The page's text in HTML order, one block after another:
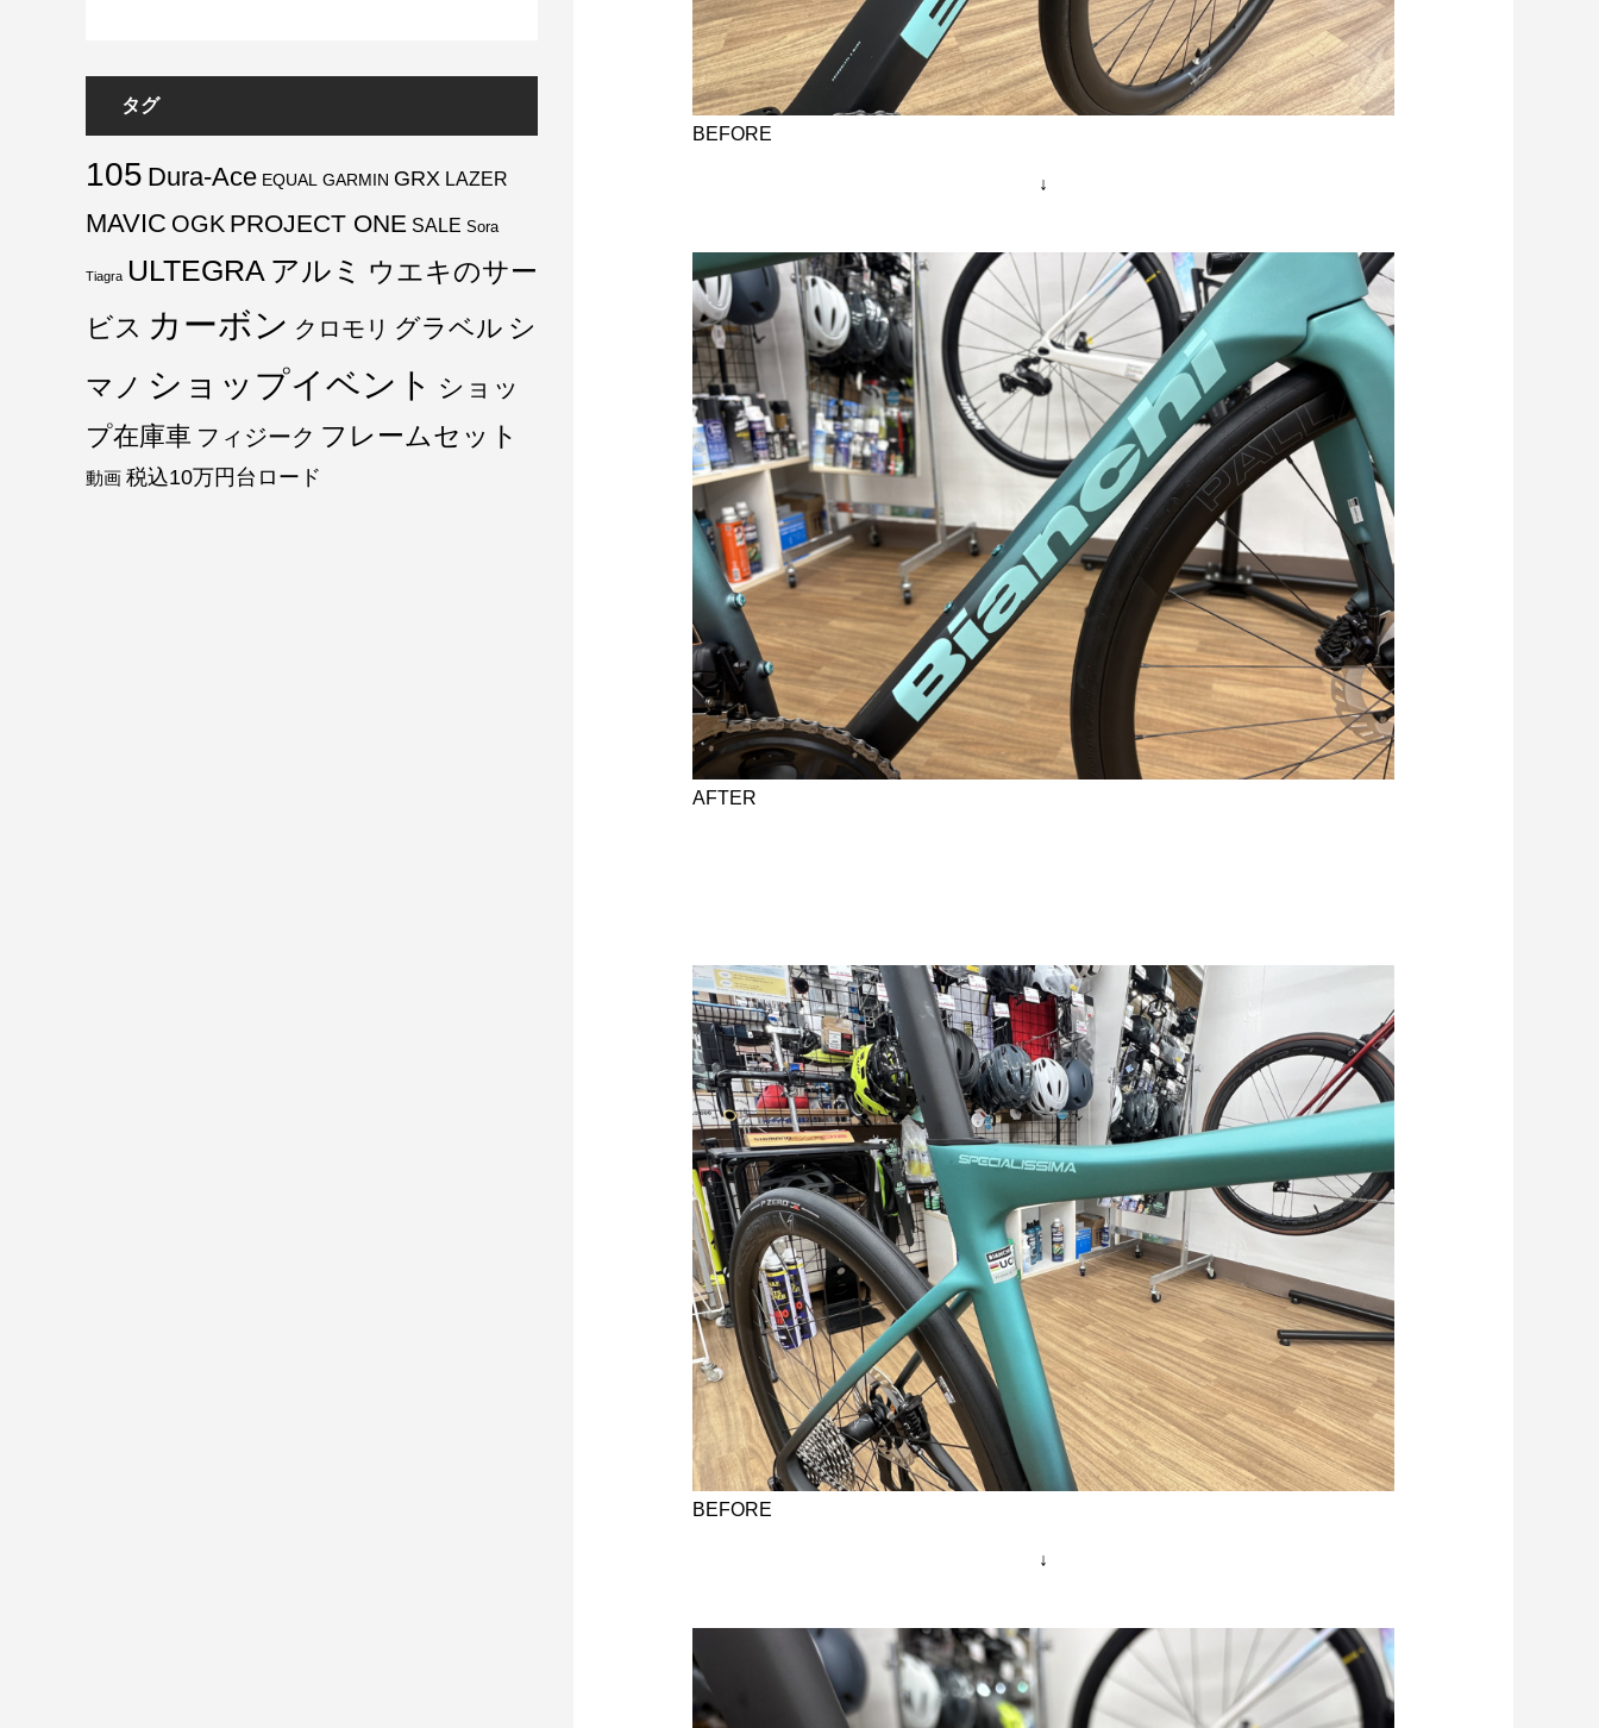
BEFORE
↓
AFTER
BEFORE
↓
タグ
105 Dura-Ace EQUAL GARMIN GRX LAZER
MAVIC OGK PROJECT ONE SALE Sora
Tiagra ULTEGRA アルミ ウエキのサー
ビス カーボン クロモリ グラベル シ
マノ ショップイベント ショッ
プ在庫車 フィジーク フレームセット
動画 税込10万円台ロード